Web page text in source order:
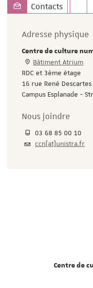
Contacts
Adresse physique
Centre de culture
Bâtiment Atrium
RDC et 3ème étage
16 rue René Descartes
Campus Esplanade -
Nous joindre
03 68 85 00 10
ccn[at]unistra.fr
Centre de